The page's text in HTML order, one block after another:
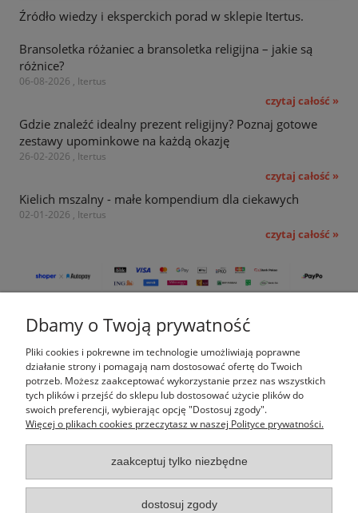
Źródło wiedzy i eksperckich porad w sklepie Itertus.
Bransoletka różaniec a bransoletka religijna – jakie są
różnice?
06-08-2026 , Itertus
czytaj całość »
Gdzie znaleźć idealny prezent religijny? Poznaj gotowe
zestawy upominkowe na każdą okazję
26-02-2026 , Itertus
czytaj całość »
Kielich mszalny - małe kompendium dla ciekawych
02-01-2026 , Itertus
czytaj całość »
Pomoc
Moje konto
Płatności i dostawa
Informacje
O nas
Dbamy o Twoją prywatność
Pliki cookies i pokrewne im technologie umożliwiają poprawne
działanie strony i pomagają nam dostosować ofertę do Twoich
potrzeb. Możesz zaakceptować wykorzystanie przez nas wszystkich
tych plików i przejść do sklepu lub dostosować użycie plików do
swoich preferencji, wybierając opcję "Dostosuj zgody".
Więcej o plikach cookies przeczytasz w naszej Polityce prywatności.
zaakceptuj tylko niezbędne
dostosuj zgody